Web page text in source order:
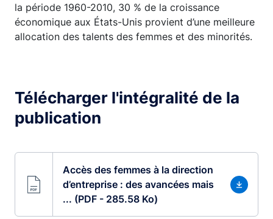
la période 1960-2010, 30 % de la croissance
économique aux États-Unis provient d’une meilleure
allocation des talents des femmes et des minorités.
Télécharger l'intégralité de la
publication
Accès des femmes à la direction
d’entreprise : des avancées mais
... (PDF - 285.58 Ko)